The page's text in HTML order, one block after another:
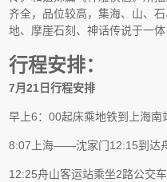
齐全，品位较高，集海、山、
地、摩崖石刻、神话传说于一
行程安排：
7月21日行程安排
早上6：00起床乘地铁到上海
8:07上海——沈家门12:15到达
12:25舟山客运站乘坐2路公交